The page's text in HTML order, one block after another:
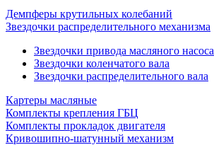
Демпферы крутильных колебаний
Звездочки распределительного механизма
Звездочки привода масляного насоса
Звездочки коленчатого вала
Звездочки распределительного вала
Картеры масляные
Комплекты крепления ГБЦ
Комплекты прокладок двигателя
Кривошипно-шатунный механизм